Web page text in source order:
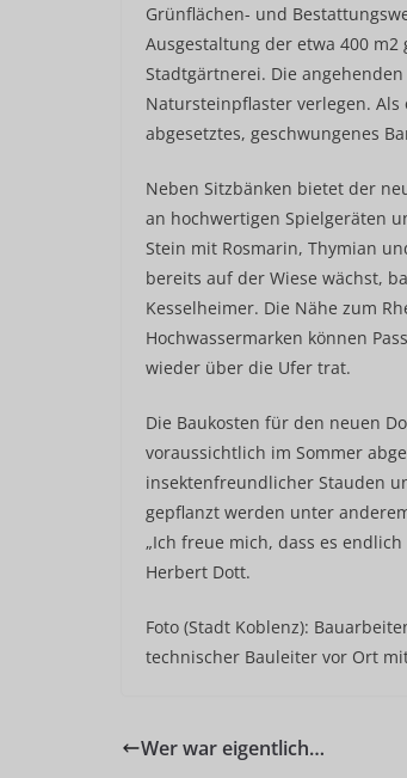
Grünflächen- und
Ausgestaltung der etwa 400
Stadtgärtnerei. Die
Natursteinpflaster verlegen.
abgesetztes, geschwungenes
Neben Sitzbänken bietet der
an hochwertigen Spielgeräten
Stein mit Rosmarin, Thymian
bereits auf der Wiese wächst,
Kesselheimer. Die Nähe zum
Hochwassermarken können
wieder über die Ufer trat.
Die Baukosten für den neuen
voraussichtlich im Sommer
insektenfreundlicher Stauden
gepflanzt werden unter
„Ich freue mich, dass es
Herbert Dott.
Foto (Stadt Koblenz):
technischer Bauleiter vor Ort
Wer war eigentlich…